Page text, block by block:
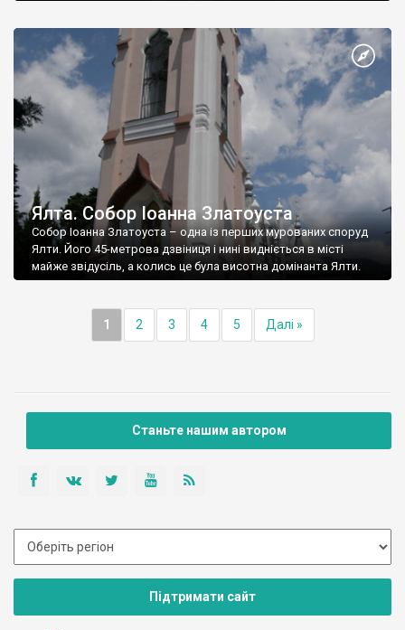
Ялта. Собор Іоанна Златоуста
Собор Іоанна Златоуста – одна із перших мурованих споруд
Ялти. Його 45-метрова дзвіниця і нині видніється в місті
майже звідусіль, а колись це була висотна домінанта Ялти.
1 2 3 4 5 Далі »
Станьте нашим автором
Підтримати сайт